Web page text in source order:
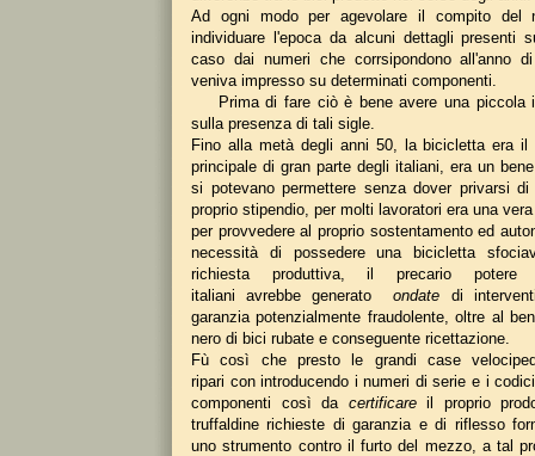
Ad ogni modo per agevolare il compito del
individuare l'epoca da alcuni dettagli presenti
caso dai numeri che corrsipondono all'anno
veniva impresso su determinati componenti.
Prima di fare ciò è bene avere una piccola
sulla presenza di tali sigle.
Fino alla metà degli anni 50, la bicicletta era il
principale di gran parte degli italiani, era un
si potevano permettere senza dover privarsi
proprio stipendio, per molti lavoratori era una
per provvedere al proprio sostentamento ed
necessità di possedere una bicicletta
richiesta produttiva, il precario potere
italiani avrebbe generatoondate di
garanzia potenzialmente fraudolente, oltre al
nero di bici rubate e conseguente ricettazione.
Fù così che presto le grandi case
ripari con introducendo i numeri di serie e i
componenti così da certificareil proprio
truffaldine richieste di garanzia e di riflesso
uno strumento contro il furto del mezzo, a tal